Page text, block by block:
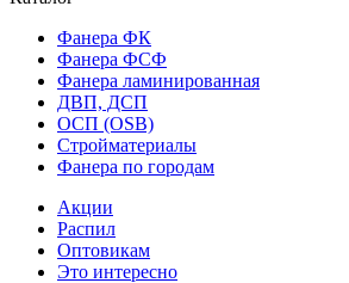
Фанера ФК
Фанера ФСФ
Фанера ламинированная
ДВП, ДСП
ОСП (OSB)
Стройматериалы
Фанера по городам
Акции
Распил
Оптовикам
Это интересно